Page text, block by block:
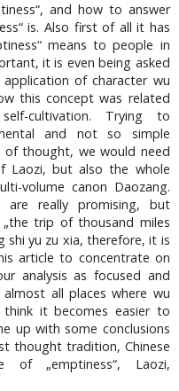
and how to answer
is. Also first of all it has
means to people in
it is even being asked
of character wu
this concept was related
cultivation. Trying to
and not so simple
thought, we would need
but also the whole
volume canon Daozang.
are really promising, but
trip of thousand miles
shi yu zu xia, therefore, it is
article to concentrate on
analysis as focused and
all places where wu
it becomes easier to
up with some conclusions
thought tradition, Chinese
of „emptiness“, Laozi,